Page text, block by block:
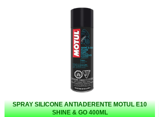
SPRAY SILICONE ANTIADERENTE MOTUL E10
SHINE & GO 400ML